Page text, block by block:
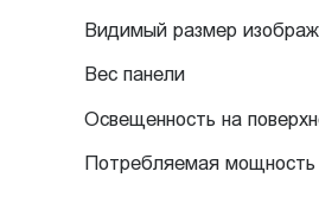
Видимый размер
Вес панели
Освещенность на
Потребляемая мощность